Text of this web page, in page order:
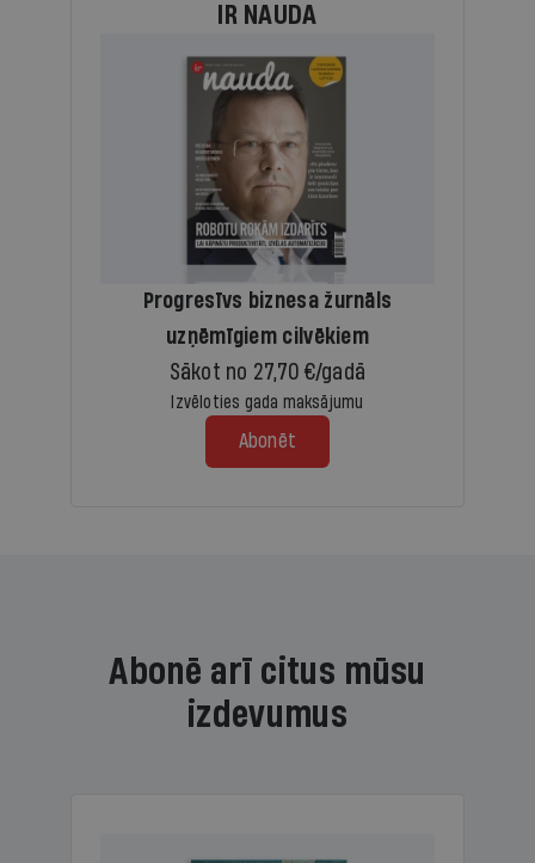
IR NAUDA
Progresīvs biznesa žurnāls
uzņēmīgiem cilvēkiem
Sākot no 27,70 €/gadā
Izvēloties gada maksājumu
Abonēt
Abonē arī citus mūsu
izdevumus